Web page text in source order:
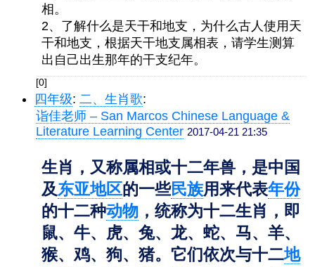
相。
2、了解什么是天干和地支，为什么古人使用天
干和地支，根据天干地支属相表，请学生测算
出自己出生那年的干支纪年。
[0]
四年级: 二、生肖歌:
诣佳老师 – San Marcos Chinese Language &
Literature Learning Center 2017-04-21 21:35
生肖，又称属相或十二年兽，是中国
及东亚地区的一些民族用来代表年份
的十二种动物，统称为十二生肖，即
鼠、牛、虎、兔、龙、蛇、马、羊、
猴、鸡、狗、猪。它们依次与十二地